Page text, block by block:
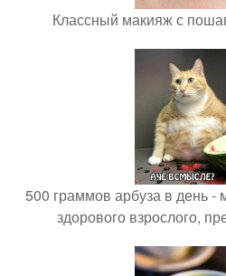
Классный макияж с
500 граммов арбуза в день -
здорового взрослого,